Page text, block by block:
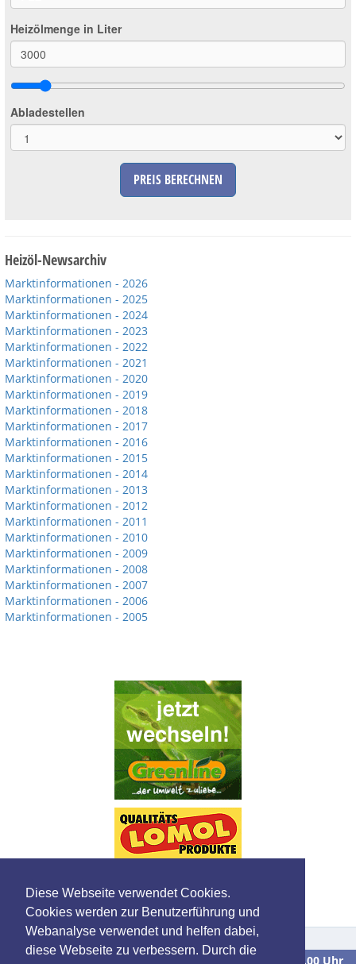
Diese Webseite verwendet Cookies.
Cookies werden zur Benutzerführung und
Webanalyse verwendet und helfen dabei,
diese Webseite zu verbessern. Durch die
Heizölmenge in Liter
Abladestellen
PREIS BERECHNEN
Heizöl-Newsarchiv
Marktinformationen - 2026
Marktinformationen - 2025
Marktinformationen - 2024
Marktinformationen - 2023
Marktinformationen - 2022
Marktinformationen - 2021
Marktinformationen - 2020
Marktinformationen - 2019
Marktinformationen - 2018
Marktinformationen - 2017
Marktinformationen - 2016
Marktinformationen - 2015
Marktinformationen - 2014
Marktinformationen - 2013
Marktinformationen - 2012
Marktinformationen - 2011
Marktinformationen - 2010
Marktinformationen - 2009
Marktinformationen - 2008
Marktinformationen - 2007
Marktinformationen - 2006
Marktinformationen - 2005
9.00 bis 16.00 Uhr